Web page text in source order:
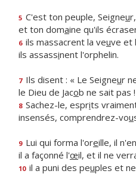
5 C'est ton peuple, Seigneu
et ton domaine qu'ils
6 ils massacrent la veuve et
ils assassinent l'orphelin.
7 Ils disent : « Le Seigneur
le Dieu de Jacob ne sait pas
8 Sachez-le, esprits
insensés, comprendrez-vou
9 Lui qui forma l'oreille, il
il a façonné l'œil, et il ne
10 il a puni des peuples et